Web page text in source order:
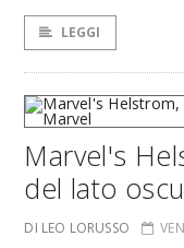
LEGGI
Marvel's
del lato
DI LEO LORUSSO